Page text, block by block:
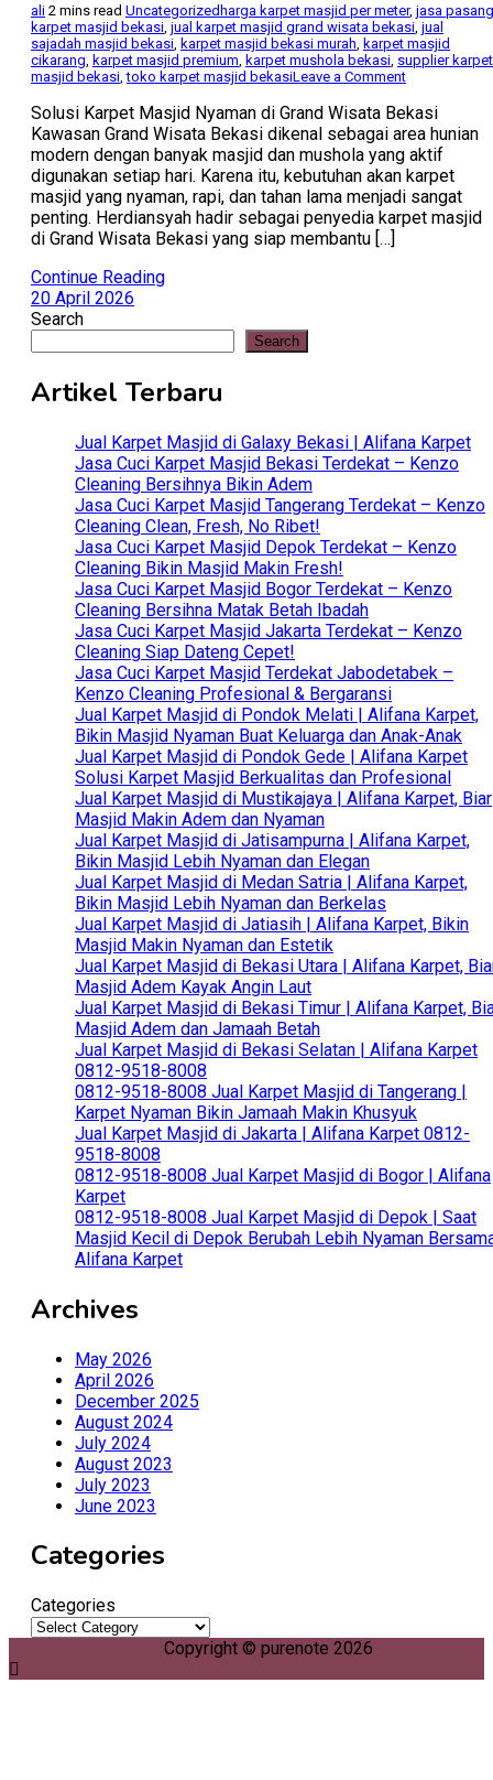
ali 2 mins read Uncategorized harga karpet masjid per meter, jasa pasang
karpet masjid bekasi jual karpet masjid grand wisata bekasi jual
sajadah masjid bekasi karpet masjid bekasi murah karpet masjid
cikarang karpet masjid premium karpet mushola bekasi supplier karpet
masjid bekasi ,toko karpet masjid bekasiLeave a Commenton
Karpet
Masjid
di
Grand
Wisata
Bekasi
Berkualitas
&
Solusi Karpet Masjid Nyaman di Grand Wisata Bekasi
Kawasan Grand Wisata Bekasi dikenal sebagai area hunian
modern dengan banyak masjid dan mushola yang aktif
digunakan setiap hari. Karena itu, kebutuhan akan karpet
masjid yang nyaman, rapi, dan tahan lama menjadi sangat
penting. Herdiansyah hadir sebagai penyedia karpet masjid
di Grand Wisata Bekasi yang siap membantu […]
Continue Reading
20 April 2026
Search
Search
Artikel Terbaru
Jual Karpet Masjid di Galaxy Bekasi | Alifana Karpet
Jasa Cuci Karpet Masjid Bekasi Terdekat – Kenzo
Cleaning Bersihnya Bikin Adem
Jasa Cuci Karpet Masjid Tangerang Terdekat – Kenzo
Cleaning Clean, Fresh, No Ribet!
Jasa Cuci Karpet Masjid Depok Terdekat – Kenzo
Cleaning Bikin Masjid Makin Fresh!
Jasa Cuci Karpet Masjid Bogor Terdekat – Kenzo
Cleaning Bersihna Matak Betah Ibadah
Jasa Cuci Karpet Masjid Jakarta Terdekat – Kenzo
Cleaning Siap Dateng Cepet!
Jasa Cuci Karpet Masjid Terdekat Jabodetabek –
Kenzo Cleaning Profesional & Bergaransi
Jual Karpet Masjid di Pondok Melati | Alifana Karpet,
Bikin Masjid Nyaman Buat Keluarga dan Anak-Anak
Jual Karpet Masjid di Pondok Gede | Alifana Karpet
Solusi Karpet Masjid Berkualitas dan Profesional
Jual Karpet Masjid di Mustikajaya | Alifana Karpet, Biar
Masjid Makin Adem dan Nyaman
Jual Karpet Masjid di Jatisampurna | Alifana Karpet,
Bikin Masjid Lebih Nyaman dan Elegan
Jual Karpet Masjid di Medan Satria | Alifana Karpet,
Bikin Masjid Lebih Nyaman dan Berkelas
Jual Karpet Masjid di Jatiasih | Alifana Karpet, Bikin
Masjid Makin Nyaman dan Estetik
Jual Karpet Masjid di Bekasi Utara | Alifana Karpet,
Masjid Adem Kayak Angin Laut
Jual Karpet Masjid di Bekasi Timur | Alifana Karpet,
Masjid Adem dan Jamaah Betah
Jual Karpet Masjid di Bekasi Selatan | Alifana Karpet
0812-9518-8008
0812-9518-8008 Jual Karpet Masjid di Tangerang |
Karpet Nyaman Bikin Jamaah Makin Khusyuk
Jual Karpet Masjid di Jakarta | Alifana Karpet 0812-
9518-8008
0812-9518-8008 Jual Karpet Masjid di Bogor | Alifana
Karpet
0812-9518-8008 Jual Karpet Masjid di Depok | Saat
Masjid Kecil di Depok Berubah Lebih Nyaman
Alifana Karpet
Archives
May 2026
April 2026
December 2025
August 2024
July 2024
August 2023
July 2023
June 2023
Categories
Categories
Copyright © purenote 2026